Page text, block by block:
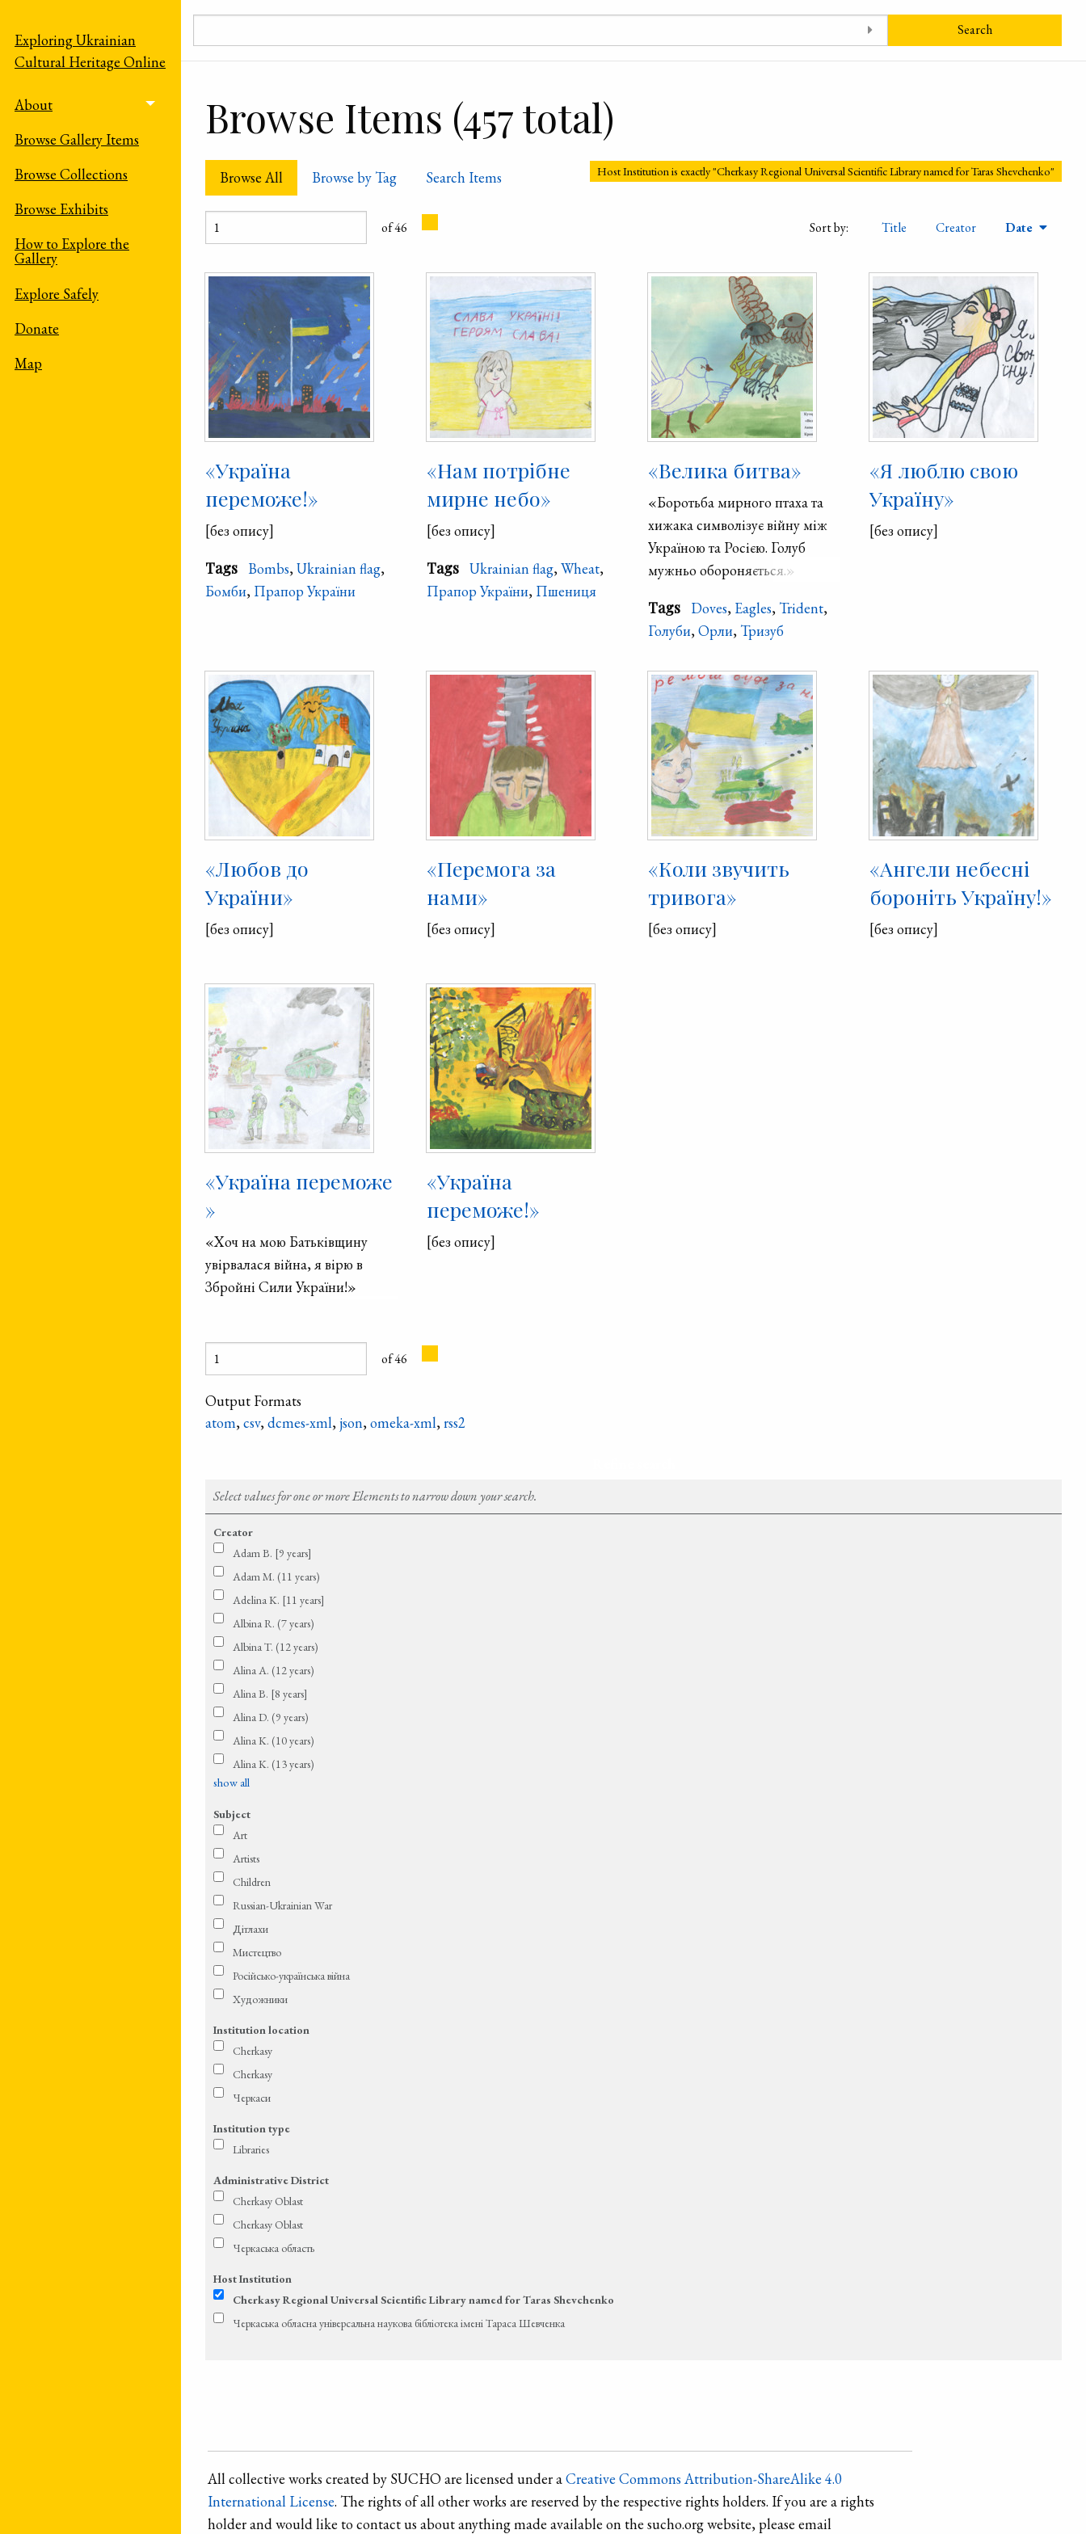
Exploring Ukrainian
Cultural Heritage Online
About
Toggle menu
Browse Gallery Items
Browse Collections
Browse Exhibits
How to Explore the
Gallery
Explore Safely
Donate
Map
Search
Browse Items (457 total)
Browse All Browse by Tag Search Items Host Institution is exactly "Cherkasy Regional Universal Scientific Library named for Taras Shevchenko"
of 46 Sort by: Title Creator Date
«Україна
переможе!»
[без опису]
Tags Bombs,Ukrainian flag,
Бомби,Прапор України
«Нам потрібне
мирне небо»
[без опису]
Tags Ukrainian flag,Wheat,
Прапор України,Пшениця
«Велика битва»
«Боротьба мирного птаха та
хижака символізує війну між
Україною та Росією. Голуб
мужньо обороняється.»
Tags Doves, Eagles, Trident,
Голуби,Орли, Тризуб
«Я люблю свою
Україну»
[без опису]
«Любов до
України»
[без опису]
«Перемога за
нами»
[без опису]
«Коли звучить
тривога»
[без опису]
«Ангели небесні
бороніть Україну!»
[без опису]
«Україна переможе
»
«Хоч на мою Батьківщину
увірвалася війна, я вірю в
Збройні Сили України!»
«Україна
переможе!»
[без опису]
of 46
Output Formats
atom,csv,dcmes-xml,json,omeka-xml,rss2
Select values for one or more Elements to narrow down your search.
Creator
Adam B. [9 years]
Adam M. (11 years)
Adelina K. [11 years]
Albina R. (7 years)
Albina T. (12 years)
Alina A. (12 years)
Alina B. [8 years]
Alina D. (9 years)
Alina K. (10 years)
Alina K. (13 years)
show all
Subject
Art
Artists
Children
Russian-Ukrainian War
Дітлахи
Мистецтво
Російсько-українська війна
Художники
Institution location
Cherkasy
Cherkasy
Черкаси
Institution type
Libraries
Administrative District
Cherkasy Oblast
Cherkasy Oblast
Черкаська область
Host Institution
Cherkasy Regional Universal Scientific Library named for Taras Shevchenko
Черкаська обласна універсальна наукова бібліотека імені Тараса Шевченка
All collective works created by SUCHO are licensed under aCreative Commons Attribution-ShareAlike 4.0
International License. The rights of all other works are reserved by the respective rights holders. If you are a rights
holder and would like to contact us about anything made available on the sucho.org website, please email